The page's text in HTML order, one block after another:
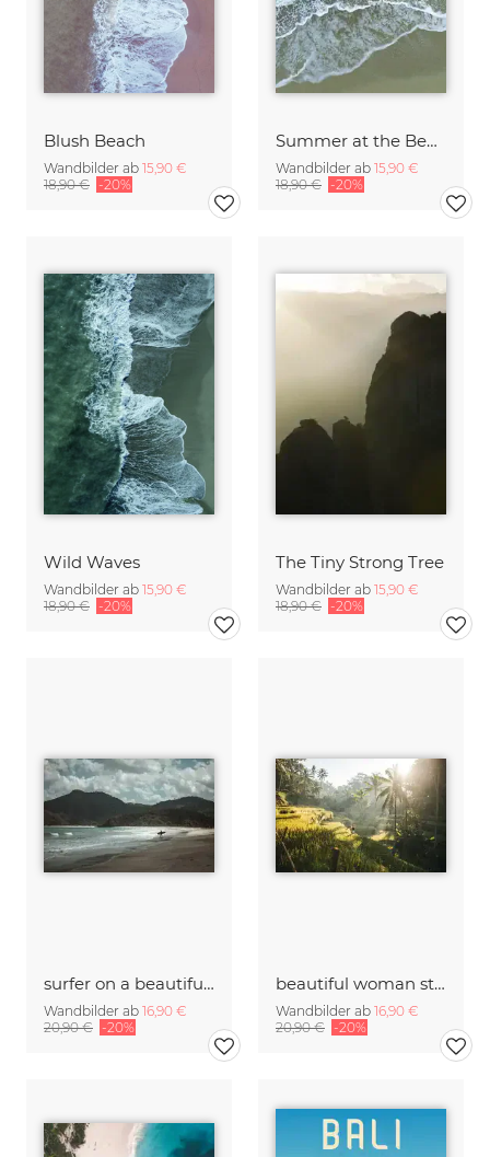
Blush Beach
Wandbilder ab 15,90 €
18,90 € -20%
Summer at the Beach
Wandbilder ab 15,90 €
18,90 € -20%
Wild Waves
Wandbilder ab 15,90 €
18,90 € -20%
The Tiny Strong Tree
Wandbilder ab 15,90 €
18,90 € -20%
surfer on a beautiful and lonely beach
Wandbilder ab 16,90 €
20,90 € -20%
beautiful woman strolling through rice fields at sunrise
Wandbilder ab 16,90 €
20,90 € -20%